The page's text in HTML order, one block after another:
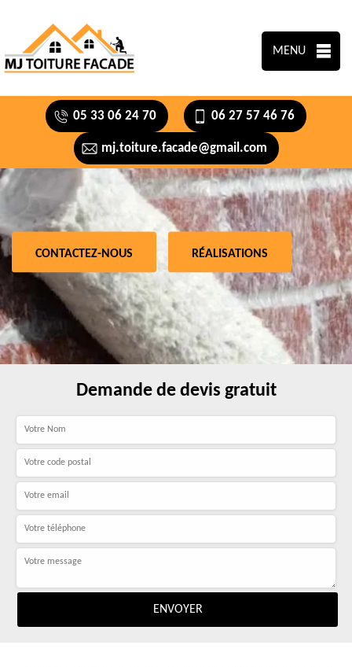
MENU
05 33 06 24 70 06 27 57 46 76
mj.toiture.facade@gmail.com
CONTACTEZ-NOUS RÉALISATIONS
Demande de devis gratuit